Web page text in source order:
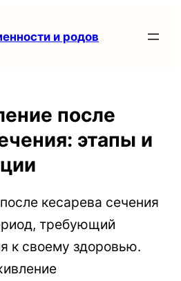
и родов
после
этапы и
кесарева сечения
требующий
к своему здоровью.